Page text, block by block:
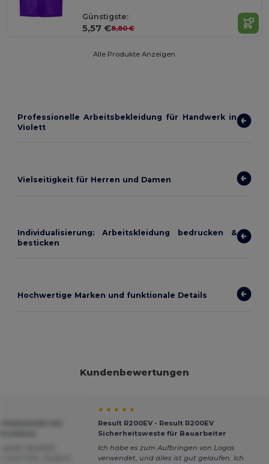
Günstigste:
5,57 €8,80 €
Alle Produkte Anzeigen.
Professionelle Arbeitsbekleidung für Handwerk in
Violett
Vielseitigkeit für Herren und Damen
Individualisierung: Arbeitskleidung bedrucken &
besticken
Hochwertige Marken und funktionale Details
Kundenbewertungen
★ ★ ★ ★ ★
Result R200EV - Result R200EV
Sicherheitsweste für Bauarbeiter
Ich habe es zum Aufbringen von Logos
verwendet, und alles ist gut gelaufen. Ich